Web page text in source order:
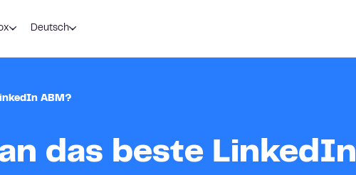
Deutsch
ABM?
das beste LinkedIn